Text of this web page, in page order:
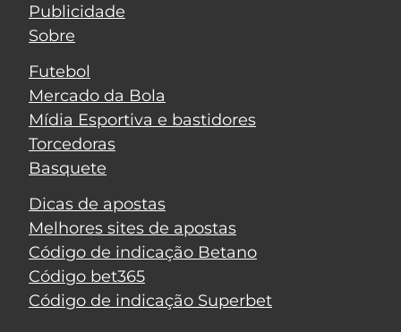
Publicidade
Sobre
Futebol
Mercado da Bola
Mídia Esportiva e bastidores
Torcedoras
Basquete
Dicas de apostas
Melhores sites de apostas
Código de indicação Betano
Código bet365
Código de indicação Superbet